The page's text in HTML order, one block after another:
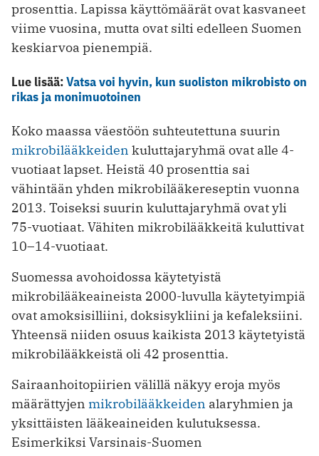
prosenttia. Lapissa käyttömäärät ovat kasvaneet
viime vuosina, mutta ovat silti edelleen Suomen
keskiarvoa pienempiä.
Lue lisää:Vatsa voi hyvin, kun suoliston mikrobisto on
rikas ja monimuotoinen
Koko maassa väestöön suhteutettuna suurin
mikrobilääkkeiden kuluttajaryhmä ovat alle 4-
vuotiaat lapset. Heistä 40 prosenttia sai
vähintään yhden mikrobilääkereseptin vuonna
2013. Toiseksi suurin kuluttajaryhmä ovat yli
75-vuotiaat. Vähiten mikrobilääkkeitä kuluttivat
10–14-vuotiaat.
Suomessa avohoidossa käytetyistä
mikrobilääkeaineista 2000-luvulla käytetyimpiä
ovat amoksisilliini, doksisykliini ja kefaleksiini.
Yhteensä niiden osuus kaikista 2013 käytetyistä
mikrobilääkkeistä oli 42 prosenttia.
Sairaanhoitopiirien välillä näkyy eroja myös
määrättyjen mikrobilääkkeiden alaryhmien ja
yksittäisten lääkeaineiden kulutuksessa.
Esimerkiksi Varsinais-Suomen